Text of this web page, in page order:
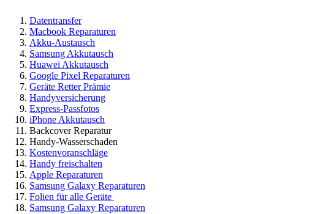
Datentransfer
Macbook Reparaturen
Akku-Austausch
Samsung Akkutausch
Huawei Akkutausch
Google Pixel Reparaturen
Geräte Retter Prämie
Handyversicherung
Express-Passfotos
iPhone Akkutausch
Backcover Reparatur
Handy-Wasserschaden
Kostenvoranschläge
Handy freischalten
Apple Reparaturen
Samsung Galaxy Reparaturen
Folien für alle Geräte
Samsung Galaxy Reparaturen